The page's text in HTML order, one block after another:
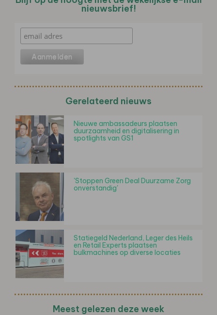
nieuwsbrief!
Gerelateerd nieuws
Nieuwe ambassadeurs plaatsen
duurzaamheid en digitalisering in
spotlights van GS1
'Stoppen Green Deal Duurzame Zorg
onverstandig'
Statiegeld Nederland, Leger des Heils
en Retail Experts plaatsen
bulkmachines op diverse locaties
Meest gelezen deze week